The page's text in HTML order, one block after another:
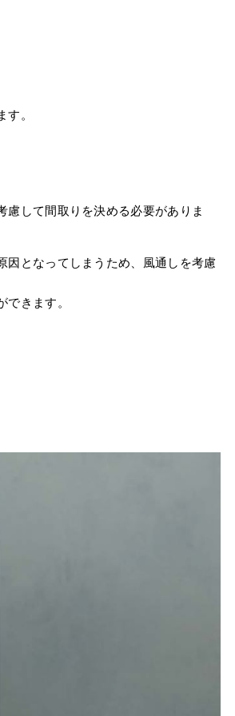
。
して間取りを決める必要がありま
因となってしまうため、風通しを考慮
きます。